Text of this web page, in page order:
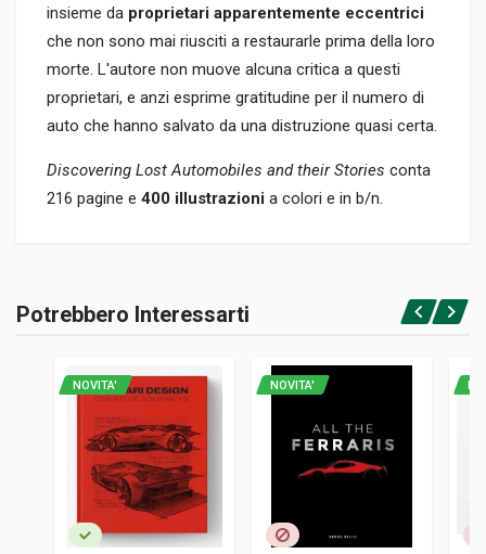
insieme da proprietari apparentemente eccentrici
che non sono mai riusciti a restaurarle prima della loro
morte. L'autore non muove alcuna critica a questi
proprietari, e anzi esprime gratitudine per il numero di
auto che hanno salvato da una distruzione quasi certa.
Discovering Lost Automobiles and their Stories conta
216 pagine e 400 illustrazioni a colori e in b/n.
Rilegato
9781399019002
Pen And Sword Transport
LINGUA DEL TESTO
Accedi o registrati
Potrebbero Interessarti
NOVITA' NOVITA'